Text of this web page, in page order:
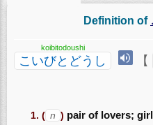
Definition of
こいびとどうし
koibitodoushi
【
( n ) pair of lovers;